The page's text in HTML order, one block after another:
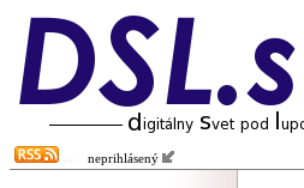
neprihlásený